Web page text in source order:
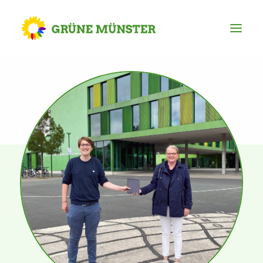
Partei
Kreisvorstand
Kreisgeschäftsstelle
Mitgliederversammlung
Ortsverbände